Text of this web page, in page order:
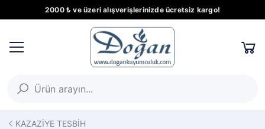
2000 ₺ ve üzeri alışverişlerinizde ücretsiz kargo!
KAZAZİYE TESBİH